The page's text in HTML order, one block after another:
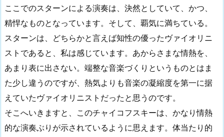
ここでのスターンによる演奏は、決然としていて、かつ、
精悍なものとなっています。そして、覇気に満ちている。
スターンは、どちらかと言えば知性の優ったヴァイオリニ
ストであると、私は感じています。あからさまな情熱を、
あまり表に出さない。端整な音楽づくりというものとはま
た少し違うのですが、熱気よりも音楽の凝縮度を第一に据
えていたヴァイオリニストだったと思うのです。
そこへいきますと、このチャイコフスキーは、かなり情熱
的な演奏ぶりが示されているように思えます。体当たり的